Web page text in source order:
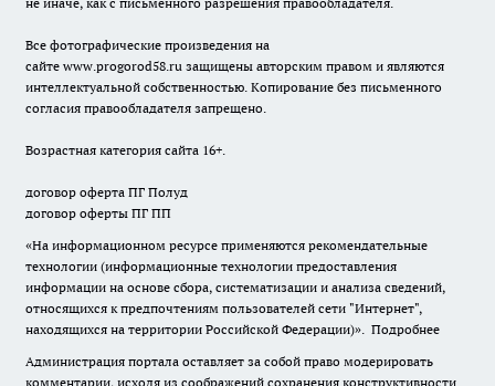
Все фотографические произведения на
сайте www.progorod58.ru защищены авторским правом и являются
интеллектуальной собственностью. Копирование без письменного
согласия правообладателя запрещено.
Возрастная категория сайта 16+.
договор оферта ПГ Полуд
договор оферты ПГ ПП
«На информационном ресурсе применяются рекомендательные
технологии (информационные технологии предоставления
информации на основе сбора, систематизации и анализа сведений,
относящихся к предпочтениям пользователей сети "Интернет",
находящихся на территории Российской Федерации)». Подробнее
Администрация портала оставляет за собой право модерировать
комментарии, исходя из соображений сохранения конструктивности